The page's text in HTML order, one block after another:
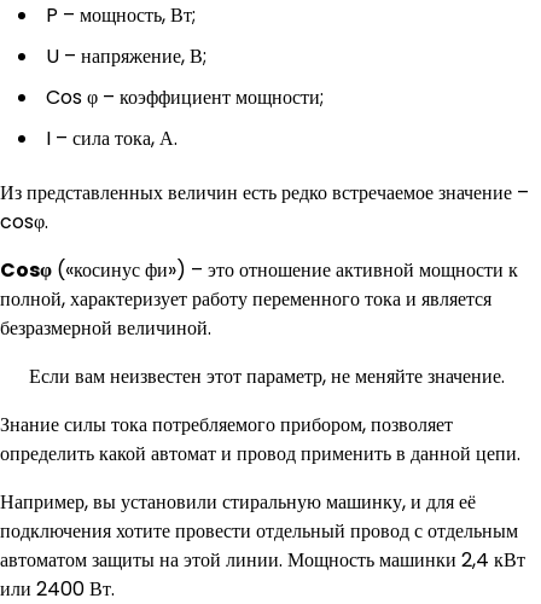
P – мощность, Вт;
U – напряжение, В;
Cos φ – коэффициент мощности;
I – сила тока, А.
Из представленных величин есть редко встречаемое значение –
cosφ.
Cosφ («косинус фи») – это отношение активной мощности к
полной, характеризует работу переменного тока и является
безразмерной величиной.
Если вам неизвестен этот параметр, не меняйте значение.
Знание силы тока потребляемого прибором, позволяет
определить какой автомат и провод применить в данной цепи.
Например, вы установили стиральную машинку, и для её
подключения хотите провести отдельный провод с отдельным
автоматом защиты на этой линии. Мощность машинки 2,4 кВт
или 2400 Вт.